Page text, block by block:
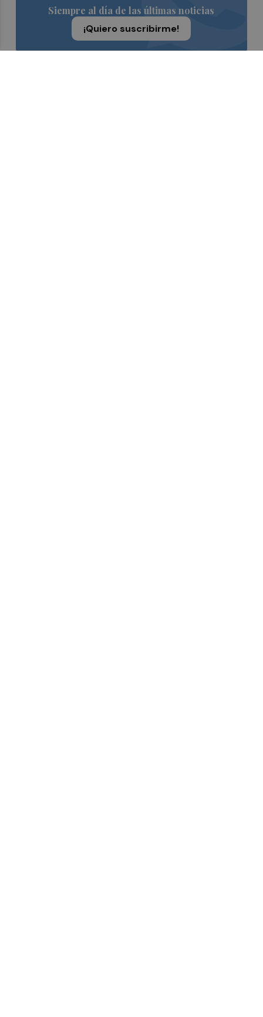
Siempre al día de las últimas noticias
¡Quiero suscribirme!